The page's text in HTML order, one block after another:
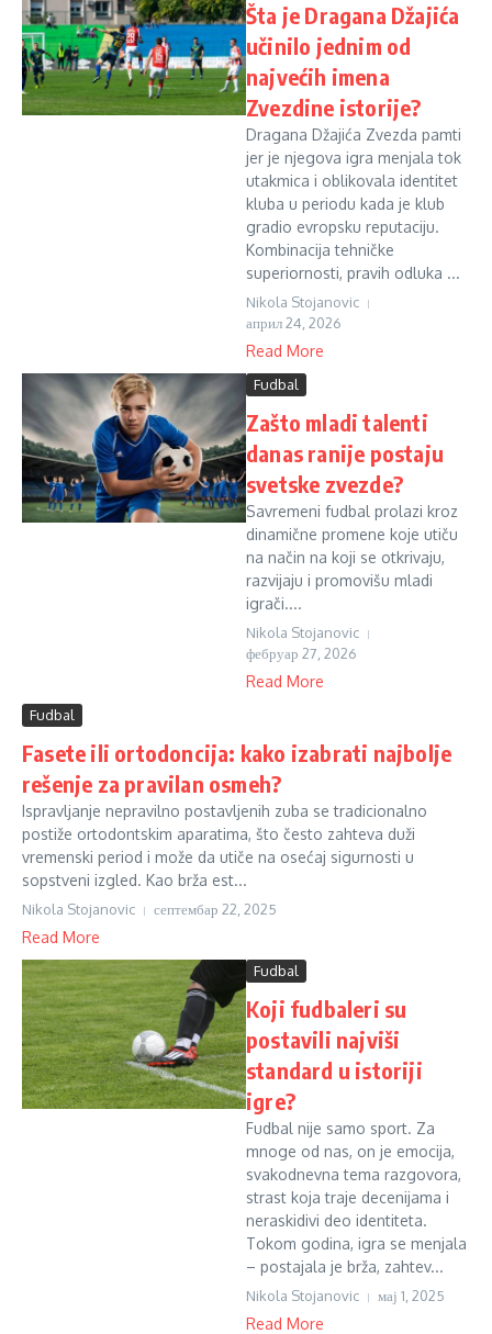
Šta je Dragana Džajića
učinilo jednim od
najvećih imena
Zvezdine istorije?
Dragana Džajića Zvezda pamti
jer je njegova igra menjala tok
utakmica i oblikovala identitet
kluba u periodu kada je klub
gradio evropsku reputaciju.
Kombinacija tehničke
superiornosti, pravih odluka ...
Nikola Stojanovic
април 24, 2026
Read More
Fudbal
Zašto mladi talenti
danas ranije postaju
svetske zvezde?
Savremeni fudbal prolazi kroz
dinamične promene koje utiču
na način na koji se otkrivaju,
razvijaju i promovišu mladi
igrači....
Nikola Stojanovic
фебруар 27, 2026
Read More
Fudbal
Fasete ili ortodoncija: kako izabrati najbolje
rešenje za pravilan osmeh?
Ispravljanje nepravilno postavljenih zuba se tradicionalno
postiže ortodontskim aparatima, što često zahteva duži
vremenski period i može da utiče na osećaj sigurnosti u
sopstveni izgled. Kao brža est...
Nikola Stojanovic септембар 22, 2025
Read More
Fudbal
Koji fudbaleri su
postavili najviši
standard u istoriji
igre?
Fudbal nije samo sport. Za
mnoge od nas, on je emocija,
svakodnevna tema razgovora,
strast koja traje decenijama i
neraskidivi deo identiteta.
Tokom godina, igra se menjala
– postajala je brža, zahtev...
Nikola Stojanovic мај 1, 2025
Read More